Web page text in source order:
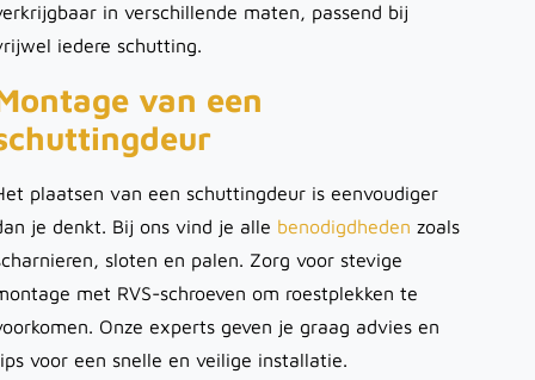
in verschillende maten, passend bij
iedere schutting.
van een
plaatsen van een schuttingdeur is eenvoudiger
je denkt. Bij ons vind je alle benodigdheden zoals
sloten en palen. Zorg voor stevige
met RVS-schroeven om roestplekken te
Onze experts geven je graag advies en
voor een snelle en veilige installatie.